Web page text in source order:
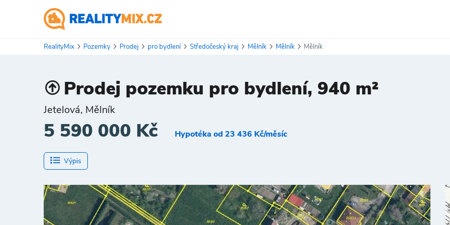
RealityMix Pozemky Prodej pro bydlení Středočeský kraj Mělník Mělník Mělník
Prodej pozemku pro bydlení, 940 m²
Jetelová, Mělník
5 590 000 Kč Hypotéka od 23 436 Kč/měsíc
Výpis